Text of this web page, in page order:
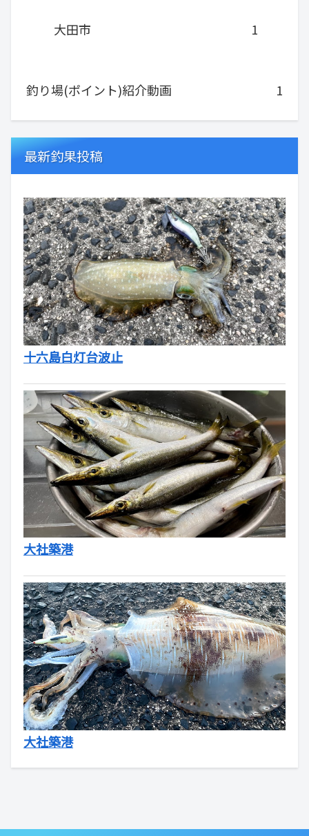
大田市
1
釣り場(ポイント)紹介動画 1
最新釣果投稿
十六島白灯台波止
大社築港
大社築港